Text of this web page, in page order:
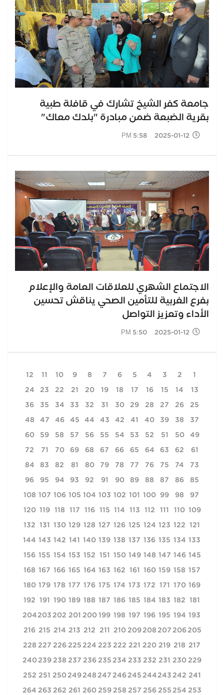
جامعة كفر الشيخ تشارك في قافلة طبية
بقرية الضبعة ضمن مبادرة "بلدك معاك"
2025-01-12 5:58 PM
الاجتماع الشهري للعلاقات العامة والإعلام
بفرع الغربية للتأمين الصحي يناقش تحسين
الأداء وتعزيز التواصل
2025-01-12 5:50 PM
1
2
3
4
5
6
7
8
9
10
11
12
13
14
15
16
17
18
19
20
21
22
23
24
25
26
27
28
29
30
31
32
33
34
35
36
37
38
39
40
41
42
43
44
45
46
47
48
49
50
51
52
53
54
55
56
57
58
59
60
61
62
63
64
65
66
67
68
69
70
71
72
73
74
75
76
77
78
79
80
81
82
83
84
85
86
87
88
89
90
91
92
93
94
95
96
97
98
99
100
101
102
103
104
105
106
107
108
109
110
111
112
113
114
115
116
117
118
119
120
121
122
123
124
125
126
127
128
129
130
131
132
133
134
135
136
137
138
139
140
141
142
143
144
145
146
147
148
149
150
151
152
153
154
155
156
157
158
159
160
161
162
163
164
165
166
167
168
169
170
171
172
173
174
175
176
177
178
179
180
181
182
183
184
185
186
187
188
189
190
191
192
193
194
195
196
197
198
199
200
201
202
203
204
205
206
207
208
209
210
211
212
213
214
215
216
217
218
219
220
221
222
223
224
225
226
227
228
229
230
231
232
233
234
235
236
237
238
239
240
241
242
243
244
245
246
247
248
249
250
251
252
253
254
255
256
257
258
259
260
261
262
263
264